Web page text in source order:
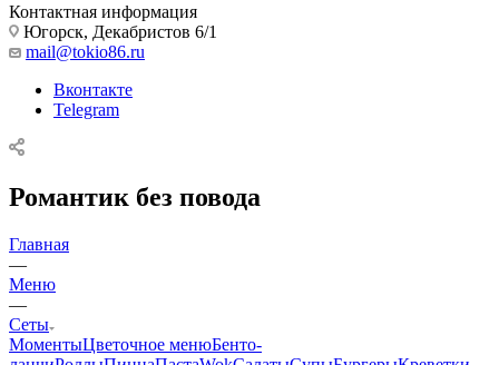
Контактная информация
Югорск, Декабристов 6/1
mail@tokio86.ru
Вконтакте
Telegram
Романтик без повода
Главная
—
Меню
—
Сеты
МоментыЦветочное менюБенто-